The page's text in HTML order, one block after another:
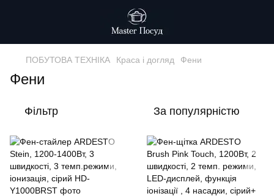
ПОБУТОВА ТЕХНІКА Краса i догляд Фени
Фени
Фільтр За популярністю